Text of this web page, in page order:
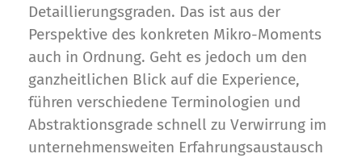
Detaillierungsgraden. Das ist aus der
Perspektive des konkreten Mikro-Moments
auch in Ordnung. Geht es jedoch um den
ganzheitlichen Blick auf die Experience,
führen verschiedene Terminologien und
Abstraktionsgrade schnell zu Verwirrung im
unternehmensweiten Erfahrungsaustausch